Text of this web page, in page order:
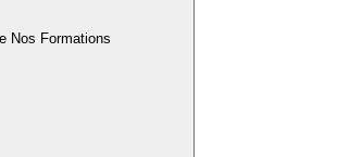
Nos Formations